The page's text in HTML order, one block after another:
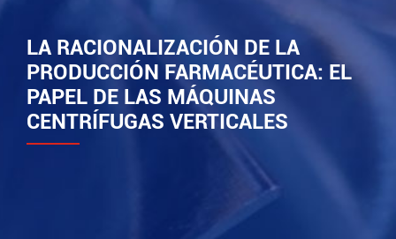
LA RACIONALIZACIÓN DE LA
PRODUCCIÓN FARMACÉUTICA: EL
PAPEL DE LAS MÁQUINAS
CENTRÍFUGAS VERTICALES